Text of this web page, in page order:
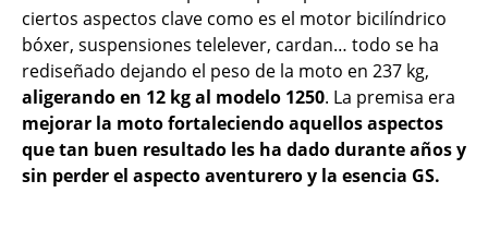
ciertos aspectos clave como es el motor bicilíndrico
bóxer, suspensiones telelever, cardan… todo se ha
rediseñado dejando el peso de la moto en 237 kg,
aligerando en 12 kg al modelo 1250. La premisa era
mejorar la moto fortaleciendo aquellos aspectos
que tan buen resultado les ha dado durante años y
sin perder el aspecto aventurero y la esencia GS.